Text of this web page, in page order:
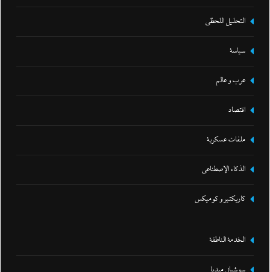
التحليل اللحظي
سياسة
عرب و عالم
اقتصاد
ملفات عسكرية
الذكاء الإصطناعي
كاريكتير و كوميكس
الخدمة الناطقة
سوشيال ميديا